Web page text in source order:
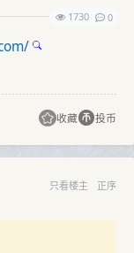
1730
0
收藏 投币
只看楼主 正序